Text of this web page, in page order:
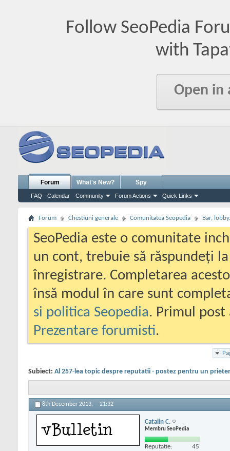
Follow SeoPedia
with
Open in
Forum
FAQ Calendar Community Forum Actions Quick Links
What's New? Spy
Forum Chestiuni generale Comunitatea Seopedia Bar,
SeoPedia este o comunitate
un cont, trebuie să răspundeți
înregistrare. Completarea
însă modul în care sunt
si politica Seopedia. Primul
Prezentare forumisti.
Subiect: Al 257-lea topic despre reputatii - postez pentru un
8th December 2013, 21:32
Catalin C.
Membru SeoPedia
Reputatie: 45